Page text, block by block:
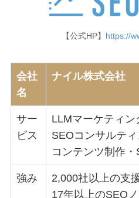
【公式HP】 https://
会社
名
ナイル株式会社
サー
ビス
LLMマーケティン
SEOコンサルテ
コンテンツ制作・
強み
2,000社以上の支
17年以上のSEO